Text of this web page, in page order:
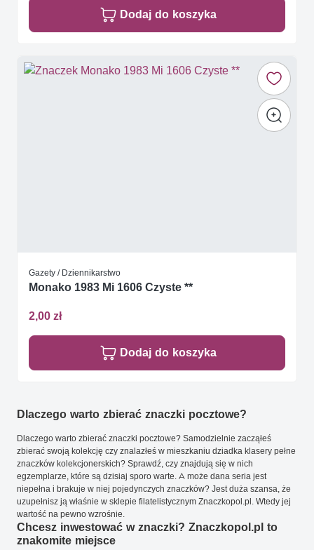
Dodaj do koszyka
Gazety / Dziennikarstwo
Monako 1983 Mi 1606 Czyste **
2,00 zł
Dodaj do koszyka
Dlaczego warto zbierać znaczki pocztowe?
Dlaczego warto zbierać znaczki pocztowe? Samodzielnie zacząłeś
zbierać swoją kolekcję czy znalazłeś w mieszkaniu dziadka klasery pełne
znaczków kolekcjonerskich? Sprawdź, czy znajdują się w nich
egzemplarze, które są dzisiaj sporo warte. A może dana seria jest
niepełna i brakuje w niej pojedynczych znaczków? Jest duża szansa, że
uzupełnisz ją właśnie w sklepie filatelistycznym Znaczkopol.pl. Wtedy jej
wartość na pewno wzrośnie.
Chcesz inwestować w znaczki? Znaczkopol.pl to
znakomite miejsce